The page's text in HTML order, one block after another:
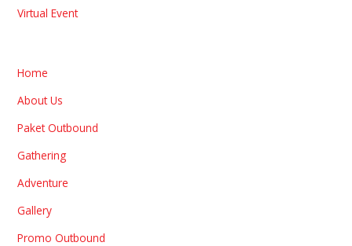
Virtual Event
Home
About Us
Paket Outbound
Gathering
Adventure
Gallery
Promo Outbound